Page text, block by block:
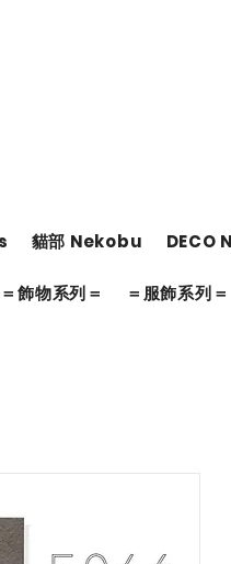
貓部 Nekobu DECO
＝飾物系列＝ ＝服飾系列＝